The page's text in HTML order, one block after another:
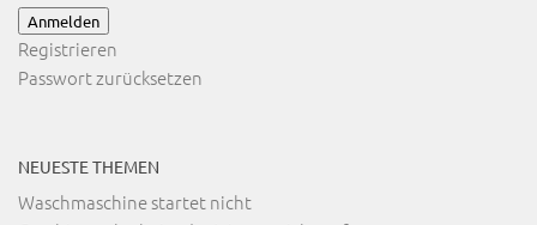
Anmelden
Registrieren
Passwort zurücksetzen
NEUESTE THEMEN
Waschmaschine startet nicht